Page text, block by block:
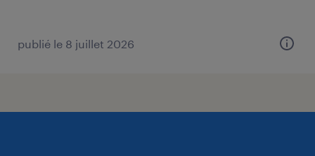
publié le 8 juillet 2026